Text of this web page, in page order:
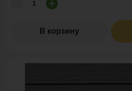
В корзину